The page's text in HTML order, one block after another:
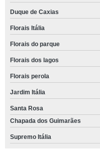
Duque de Caxias
Florais Itália
Florais do parque
Florais dos lagos
Florais perola
Jardim Itália
Santa Rosa
Chapada dos Guimarães
Supremo Itália